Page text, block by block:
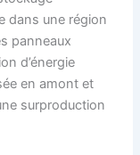
dans une région
panneaux
d’énergie
en amont et
surproduction